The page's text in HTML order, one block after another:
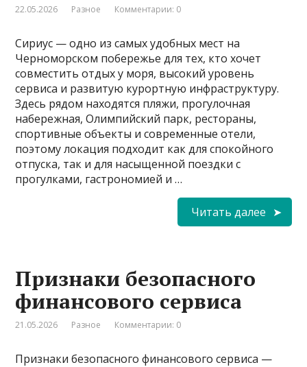
22.05.2026 Разное Комментарии: 0
Сириус — одно из самых удобных мест на
Черноморском побережье для тех, кто хочет
совместить отдых у моря, высокий уровень
сервиса и развитую курортную инфраструктуру.
Здесь рядом находятся пляжи, прогулочная
набережная, Олимпийский парк, рестораны,
спортивные объекты и современные отели,
поэтому локация подходит как для спокойного
отпуска, так и для насыщенной поездки с
прогулками, гастрономией и …
Читать далее
Признаки безопасного
финансового сервиса
21.05.2026 Разное Комментарии: 0
Признаки безопасного финансового сервиса —